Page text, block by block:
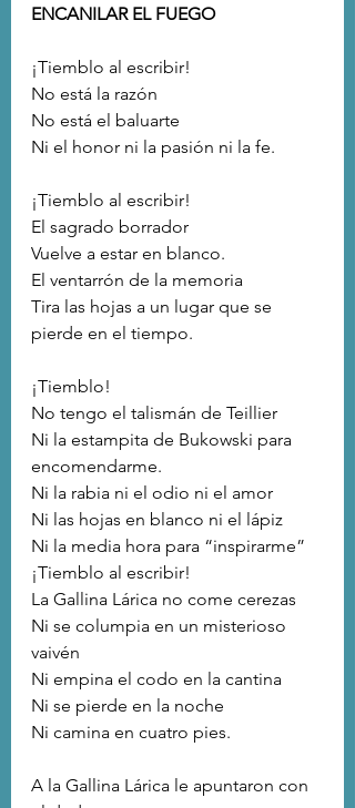
ENCANILAR EL FUEGO
¡Tiemblo al escribir!
No está la razón
No está el baluarte
Ni el honor ni la pasión ni la fe.
¡Tiemblo al escribir!
El sagrado borrador
Vuelve a estar en blanco.
El ventarrón de la memoria
Tira las hojas a un lugar que se
pierde en el tiempo.
¡Tiemblo!
No tengo el talismán de Teillier
Ni la estampita de Bukowski para
encomendarme.
Ni la rabia ni el odio ni el amor
Ni las hojas en blanco ni el lápiz
Ni la media hora para “inspirarme”
¡Tiemblo al escribir!
La Gallina Lárica no come cerezas
Ni se columpia en un misterioso
vaivén
Ni empina el codo en la cantina
Ni se pierde en la noche
Ni camina en cuatro pies.
A la Gallina Lárica le apuntaron con